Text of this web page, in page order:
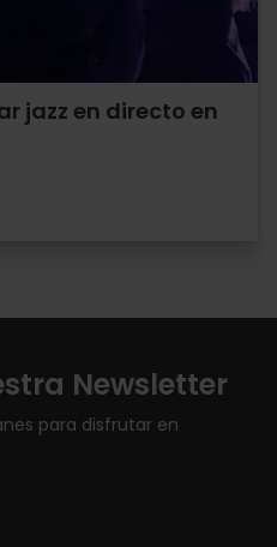
jazz en directo en
Newsletter
para disfrutar en